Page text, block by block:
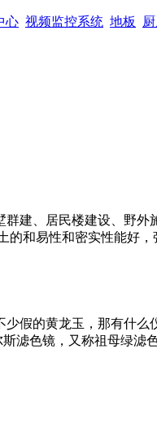
心 视频监控系统 地板
建、居民楼建设、野外
和易性和密实性能好，
假的黄龙玉，那有什么
滤色镜，又称祖母绿滤